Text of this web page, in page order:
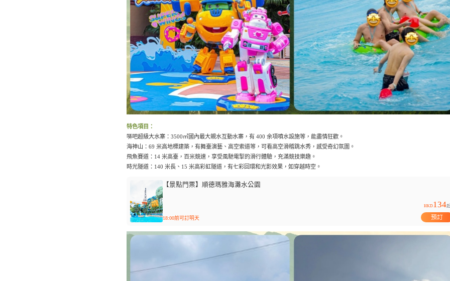
特色項目：
哢吧超級大水寨：3500㎡國內最大親水互動水寨，有 400 余項噴水設施等，能盡情狂歡。
海神山：69 米高地標建築，有舞臺演藝、高空索道等，可看高空滑稽跳水秀，感受奇幻氛圍。
飛魚賽道：14 米高臺，百米競速，享受風馳電掣的滑行體驗，充滿競技樂趣。
時光隧道：140 米長、15 米高彩虹隧道，有七彩回環和光影效果，如穿越時空。
【景點門票】順德瑪雅海灘水公園
18:00前可訂明天
HKD134起
預訂